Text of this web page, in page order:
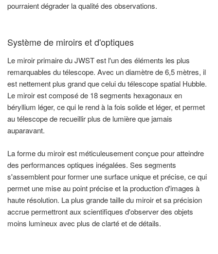
pourraient dégrader la qualité des observations.
Système de miroirs et d'optiques
Le miroir primaire du JWST est l'un des éléments les plus
remarquables du télescope. Avec un diamètre de 6,5 mètres, il
est nettement plus grand que celui du télescope spatial Hubble.
Le miroir est composé de 18 segments hexagonaux en
béryllium léger, ce qui le rend à la fois solide et léger, et permet
au télescope de recueillir plus de lumière que jamais
auparavant.
La forme du miroir est méticuleusement conçue pour atteindre
des performances optiques inégalées. Ses segments
s'assemblent pour former une surface unique et précise, ce qui
permet une mise au point précise et la production d'images à
haute résolution. La plus grande taille du miroir et sa précision
accrue permettront aux scientifiques d'observer des objets
moins lumineux avec plus de clarté et de détails.